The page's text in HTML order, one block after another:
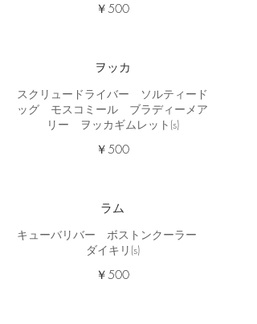
￥500
ヲッカ
スクリュードライバー ソルティード
ッグ モスコミール ブラディーメア
リー ヲッカギムレット(s)
￥500
ラム
キューバリバー ボストンクーラー
ダイキリ(s)
￥500